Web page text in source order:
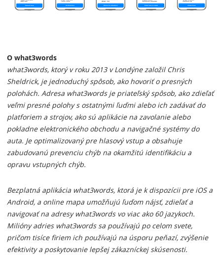
O what3words
what3words, ktorý v roku 2013 v Londýne založil Chris
Sheldrick, je jednoduchý spôsob, ako hovoriť o presných
polohách. Adresa what3words je priateľský spôsob, ako zdieľať
veľmi presné polohy s ostatnými ľuďmi alebo ich zadávať do
platforiem a strojov, ako sú aplikácie na zavolanie alebo
pokladne elektronického obchodu a navigačné systémy do
auta. Je optimalizovaný pre hlasový vstup a obsahuje
zabudovanú prevenciu chýb na okamžitú identifikáciu a
opravu vstupných chýb.
Bezplatná aplikácia what3words, ktorá je k dispozícii pre iOS a
Android, a online mapa umožňujú ľuďom nájsť, zdieľať a
navigovať na adresy what3words vo viac ako 60 jazykoch.
Milióny adries what3words sa používajú po celom svete,
pričom tisíce firiem ich používajú na úsporu peňazí, zvýšenie
efektivity a poskytovanie lepšej zákazníckej skúsenosti.